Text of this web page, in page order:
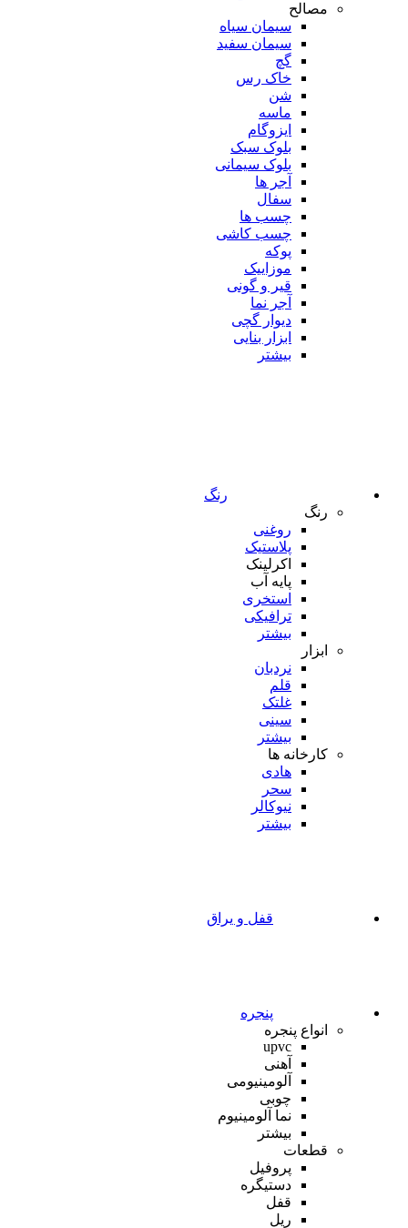
مصالح
سیمان سیاه
سیمان سفید
گچ
خاک رس
شن
ماسه
ایزوگام
بلوک سبک
بلوک سیمانی
آجر ها
سفال
چسب ها
چسب کاشی
پوکه
موزاییک
قیر و گونی
آجر نما
دیوار گچی
ابزار بنایی
بیشتر
رنگ
رنگ
روغنی
پلاستیک
اکرلینک
پایه آب
استخری
ترافیکی
بیشتر
ابزار
نردبان
قلم
غلتک
سینی
بیشتر
کارخانه ها
هادی
سحر
نیوکالر
بیشتر
قفل و یراق
پنجره
انواع پنجره
upvc
آهنی
آلومینیومی
چوبی
نما آلومینیوم
بیشتر
قطعات
پروفیل
دستیگره
قفل
ریل